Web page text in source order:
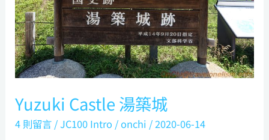
Yuzuki Castle 湯築城
4 則留言 /JC100 Intro /onchi /2020-06-14